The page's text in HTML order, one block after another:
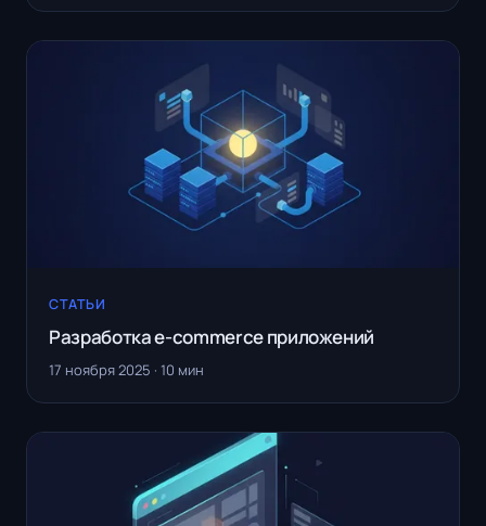
СТАТЬИ
Разработка e-commerce приложений
17 ноября 2025 · 10 мин